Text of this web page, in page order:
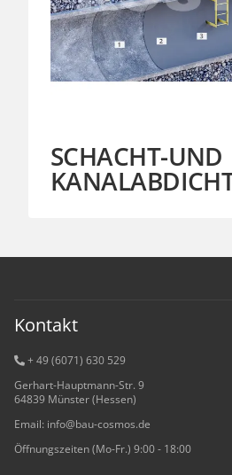
SCHACHT-UND
Kontakt
+ 49 (6071) 630 529
Gerhart-Hauptmann-Str. 9
64839 Münster (Hessen)
Email: info@bau-cosmos.de
Öffnungszeiten (Mo-Fr.) 9:00 - 18:00